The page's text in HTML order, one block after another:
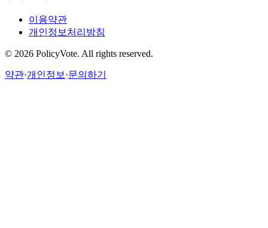
이용약관
개인정보처리방침
© 2026 PolicyVote. All rights reserved.
약관·개인정보 ·문의하기